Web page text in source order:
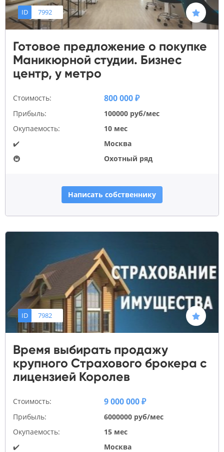
ID 7992
Готовое предложение о покупке
Маникюрной студии. Бизнес
центр, у метро
Стоимость: 800 000 ₽
Прибыль:
100000 руб/мес
Окупаемость:
10 мес
✔️
Москва
🚇
Охотный ряд
Написать собственнику
ID 7982
Время выбирать продажу
крупного Страхового брокера с
лицензией Королев
Стоимость: 9 000 000 ₽
Прибыль:
6000000 руб/мес
Окупаемость:
15 мес
✔️
Москва